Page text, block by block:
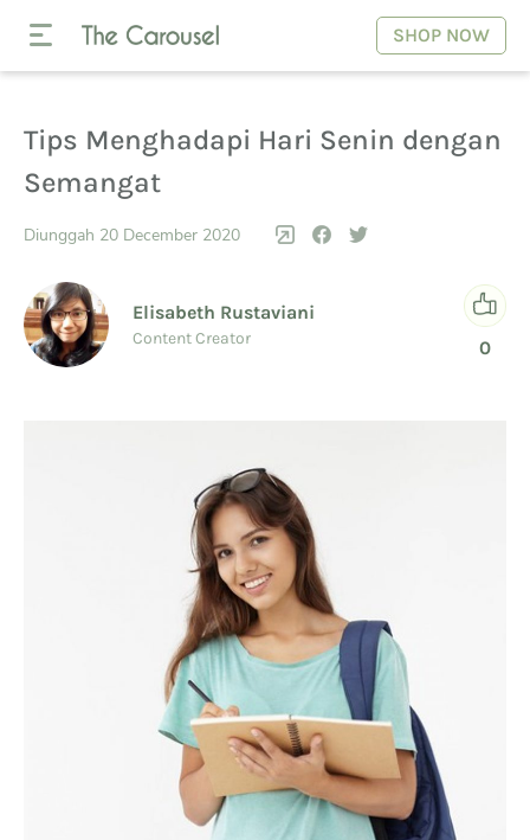
SHOP NOW
Tips Menghadapi Hari Senin dengan
Semangat
Diunggah 20 December 2020
Elisabeth Rustaviani
Content Creator 0